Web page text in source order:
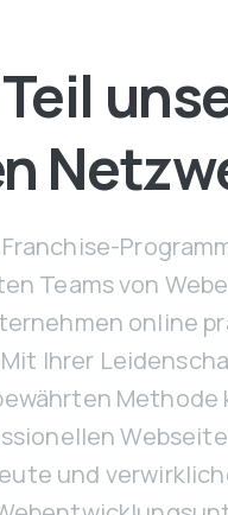
Teams von
online
Ihrer
Methode
und